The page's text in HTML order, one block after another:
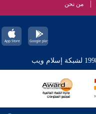
من نحن